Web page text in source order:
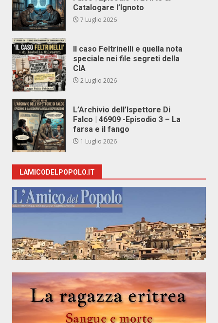
Catalogare l’Ignoto
7 Luglio 2026
Il caso Feltrinelli e quella nota
speciale nei file segreti della
CIA
2 Luglio 2026
L’Archivio dell’Ispettore Di
Falco | 46909 -Episodio 3 – La
farsa e il fango
1 Luglio 2026
LAMICODELPOPOLO.IT